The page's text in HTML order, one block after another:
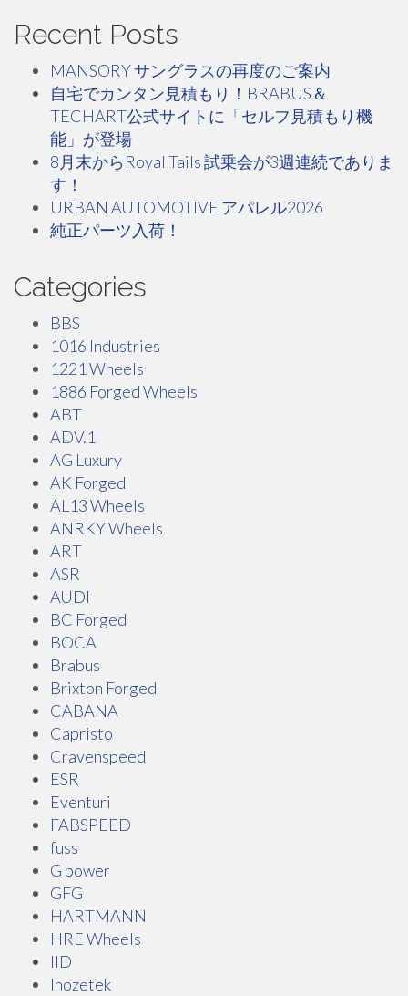
Recent Posts
MANSORY サングラスの再度のご案内
自宅でカンタン見積もり！BRABUS＆
TECHART公式サイトに「セルフ見積もり機
能」が登場
8月末からRoyal Tails 試乗会が3週連続でありま
す！
URBAN AUTOMOTIVE アパレル2026
純正パーツ入荷！
Categories
BBS
1016 Industries
1221 Wheels
1886 Forged Wheels
ABT
ADV.1
AG Luxury
AK Forged
AL13 Wheels
ANRKY Wheels
ART
ASR
AUDI
BC Forged
BOCA
Brabus
Brixton Forged
CABANA
Capristo
Cravenspeed
ESR
Eventuri
FABSPEED
fuss
G power
GFG
HARTMANN
HRE Wheels
IID
Inozetek